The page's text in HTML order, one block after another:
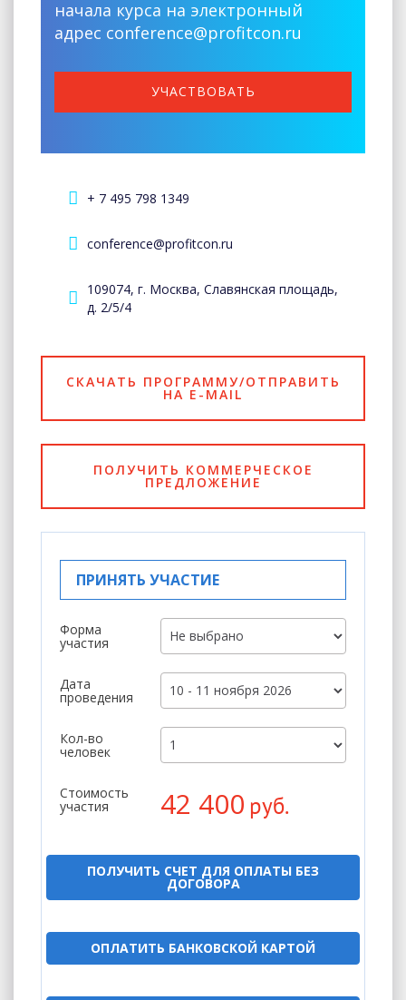
начала курса на электронный
адрес conference@profitcon.ru
УЧАСТВОВАТЬ
+ 7 495 798 1349
conference@profitcon.ru
109074, г. Москва, Славянская площадь,
д. 2/5/4
СКАЧАТЬ ПРОГРАММУ/ОТПРАВИТЬ
НА E-MAIL
ПОЛУЧИТЬ КОММЕРЧЕСКОЕ
ПРЕДЛОЖЕНИЕ
ПРИНЯТЬ УЧАСТИЕ
Форма
участия
Дата
проведения
Кол-во
человек
Стоимость
участия 42 400 руб.
ПОЛУЧИТЬ СЧЕТ ДЛЯ ОПЛАТЫ БЕЗ
ДОГОВОРА
ОПЛАТИТЬ БАНКОВСКОЙ КАРТОЙ